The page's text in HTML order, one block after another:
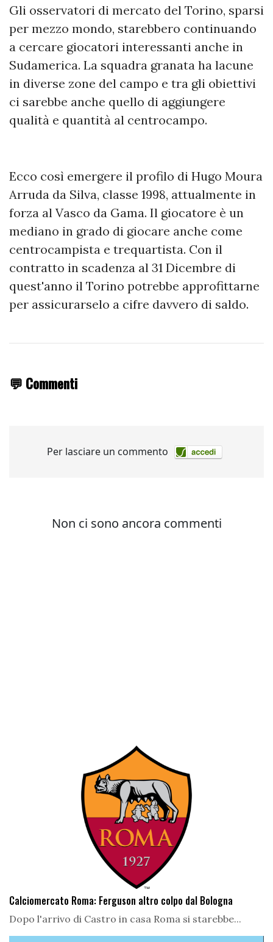
Gli osservatori di mercato del Torino, sparsi
per mezzo mondo, starebbero continuando
a cercare giocatori interessanti anche in
Sudamerica. La squadra granata ha lacune
in diverse zone del campo e tra gli obiettivi
ci sarebbe anche quello di aggiungere
qualità e quantità al centrocampo.
Ecco così emergere il profilo di Hugo Moura
Arruda da Silva, classe 1998, attualmente in
forza al Vasco da Gama. Il giocatore è un
mediano in grado di giocare anche come
centrocampista e trequartista. Con il
contratto in scadenza al 31 Dicembre di
quest'anno il Torino potrebbe approfittarne
per assicurarselo a cifre davvero di saldo.
💬 Commenti
Calciomercato Roma: Ferguson altro colpo dal Bologna
Dopo l'arrivo di Castro in casa Roma si starebbe...